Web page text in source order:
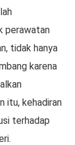
perawatan
tidak hanya
karena
itu, kehadiran
terhadap